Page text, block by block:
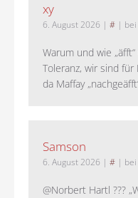
xy
6. August 2026 | # | bei
Warum und wie
Toleranz, wir sind
da Maffay
Samson
6. August 2026 | # | bei
@Norbert Hartl ???